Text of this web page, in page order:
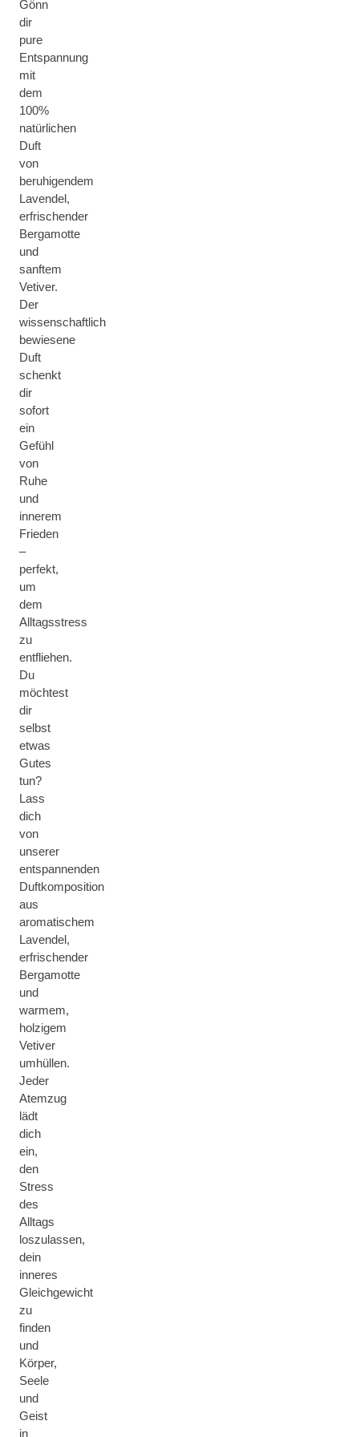
Gönn
dir
pure
Entspannung
mit
dem
100%
natürlichen
Duft
von
beruhigendem
Lavendel,
erfrischender
Bergamotte
und
sanftem
Vetiver.
Der
wissenschaftlich
bewiesene
Duft
schenkt
dir
sofort
ein
Gefühl
von
Ruhe
und
innerem
Frieden
–
perfekt,
um
dem
Alltagsstress
zu
entfliehen.
Du
möchtest
dir
selbst
etwas
Gutes
tun?
Lass
dich
von
unserer
entspannenden
Duftkomposition
aus
aromatischem
Lavendel,
erfrischender
Bergamotte
und
warmem,
holzigem
Vetiver
umhüllen.
Jeder
Atemzug
lädt
dich
ein,
den
Stress
des
Alltags
loszulassen,
dein
inneres
Gleichgewicht
zu
finden
und
Körper,
Seele
und
Geist
in